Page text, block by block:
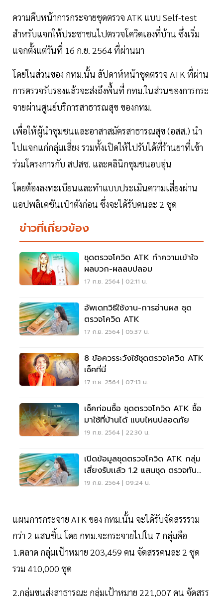
ความคืบหน้าการกระจายชุดตรวจ ATK แบบ Self-test
สำหรับแจกให้ประชาชนไปตรวจโควิดเองที่บ้าน ซึ่งเริ่ม
แจกตั้งแต่วันที่ 16 ก.ย. 2564 ที่ผ่านมา
โดยในส่วนของ กทม.นั้น สัปดาห์หน้าชุดตรวจ ATK ที่ผ่าน
การตรวจรับรองแล้วจะส่งถึงพื้นที่ กทม.ในส่วนของการกระ
จายผ่านศูนย์บริการสาธารณสุข ของกทม.
เพื่อให้ผู้นำชุมชนและอาสาสมัครสาธารณสุข (อสส.) นำ
ไปแจกแก่กลุ่มเสี่ยง รวมทั้งเปิดให้ไปรับได้ที่ร้านยาที่เข้า
ร่วมโครงการกับ สปสช. และคลินิกชุมชนอบอุ่น
โดยต้องลงทะเบียนและทำแบบประเมินความเสี่ยงผ่าน
แอปพลิเคชันเป๋าตังก่อน ซึ่งจะได้รับคนละ 2 ชุด
ข่าวที่เกี่ยวข้อง
ชุดตรวจโควิด ATK ทำความเข้าใจ
ผลบวก-ผลลบปลอม
17 ก.ย. 2564 | 02:11 น.
อัพเดทวิธีใช้งาน-การอ่านผล ชุด
ตรวจโควิด ATK
17 ก.ย. 2564 | 05:37 น.
8 ข้อควรระวังใช้ชุดตรวจโควิด ATK
เช็คที่นี่
17 ก.ย. 2564 | 07:13 น.
เช็คก่อนซื้อ ชุดตรวจโควิด ATK ซื้อ
มาใช้ที่บ้านได้ แบบไหนปลอดภัย
19 ก.ย. 2564 | 22:30 น.
เปิดข้อมูลชุดตรวจโควิด ATK กลุ่ม
เสี่ยงรับเเล้ว 1.2 แสนชุด ตรวจทันที
แค่ 6%
19 ก.ย. 2564 | 09:24 น.
แผนการกระจาย ATK ของ กทม.นั้น จะได้รับจัดสรรรวม
กว่า 2 แสนชิ้น โดย กทม.จะกระจายไปใน 7 กลุ่มคือ
1.ตลาด กลุ่มเป้าหมาย 203,459 คน จัดสรรคนละ 2 ชุด
รวม 410,000 ชุด
2.กลุ่มขนส่งสาธารณะ กลุ่มเป้าหมาย 221,007 คน จัดสรร